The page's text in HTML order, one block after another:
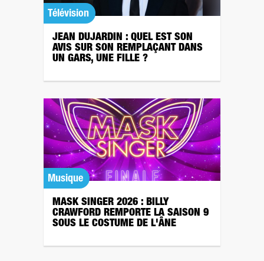
Télévision
JEAN DUJARDIN : QUEL EST SON
AVIS SUR SON REMPLAÇANT DANS
UN GARS, UNE FILLE ?
Musique
MASK SINGER 2026 : BILLY
CRAWFORD REMPORTE LA SAISON 9
SOUS LE COSTUME DE L'ÂNE